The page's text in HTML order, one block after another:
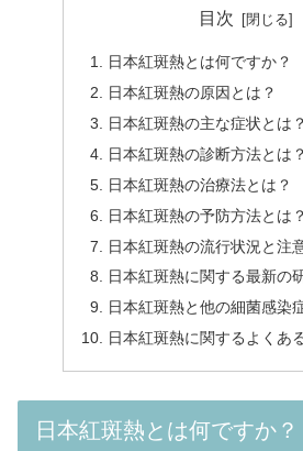
目次
日本紅斑熱とは何ですか？
日本紅斑熱の原因とは？
日本紅斑熱の主な症状とは？
日本紅斑熱の診断方法とは？
日本紅斑熱の治療法とは？
日本紅斑熱の予防方法とは？
日本紅斑熱の流行状況と注
日本紅斑熱に関する最新の
日本紅斑熱と他の細菌感染
日本紅斑熱に関するよくあ
日本紅斑熱とは何ですか？